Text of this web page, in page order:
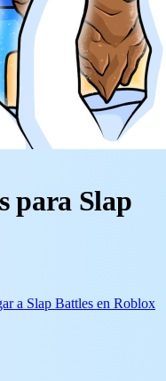
para Slap
a Slap Battles en Roblox